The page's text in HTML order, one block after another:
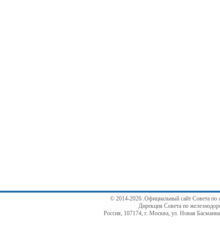
© 2014-2026 .Официальный сайт Совета по
Дирекция Совета по
Россия, 107174, г. Москва, ул. Новая